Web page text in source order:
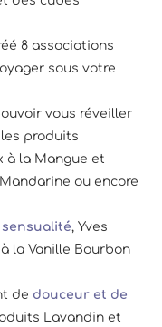
8 associations
sous votre
vous réveiller
produits
à la Mangue et
ou encore
sensualité, Yves
la Vanille Bourbon
de douceur et de
Lavandin et